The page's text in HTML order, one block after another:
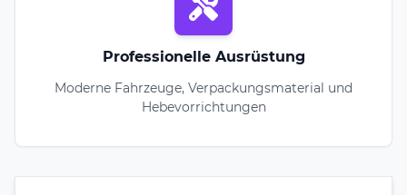
Professionelle Ausrüstung
Moderne Fahrzeuge, Verpackungsmaterial und
Hebevorrichtungen